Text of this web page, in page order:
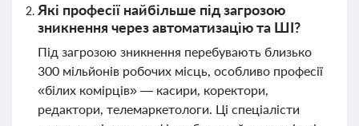
Які професії найбільше під загрозою
зникнення через автоматизацію та ШІ?
Під загрозою зникнення перебувають близько
300 мільйонів робочих місць, особливо професії
«білих комірців» — касири, коректори,
редактори, телемаркетологи. Ці спеціалісти